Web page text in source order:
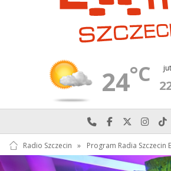
24°C
Najlepiej po prostu
Odwiedź nas
Odwiedź
Radio Szczecin » Program Radia Szczecin